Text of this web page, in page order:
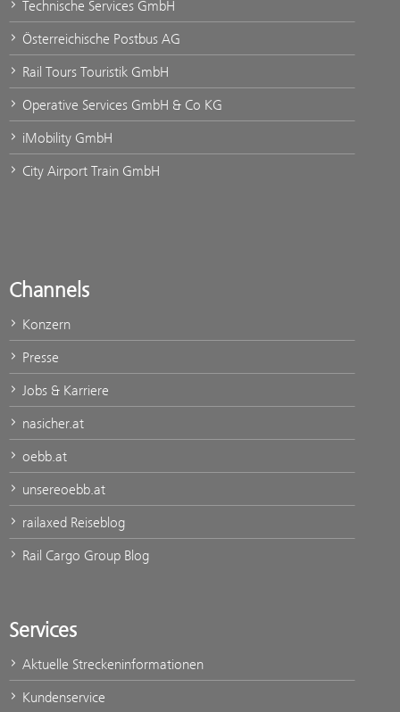
Technische Services GmbH
Österreichische Postbus AG
Rail Tours Touristik GmbH
Operative Services GmbH & Co KG
iMobility GmbH
City Airport Train GmbH
Channels
Konzern
Presse
Jobs & Karriere
nasicher.at
oebb.at
unsereoebb.at
railaxed Reiseblog
Rail Cargo Group Blog
Services
Aktuelle Streckeninformationen
Kundenservice